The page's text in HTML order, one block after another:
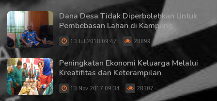
Dana Desa Tidak Diperbolehkan Untuk
Pembebasan Lahan di Kampung
13 Jul 2018 09:47 28899
Peningkatan Ekonomi Keluarga Melalui
Kreatifitas dan Keterampilan
13 Nov 2017 09:34 28307